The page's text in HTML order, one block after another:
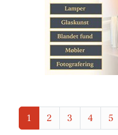
1 2 3 4 5